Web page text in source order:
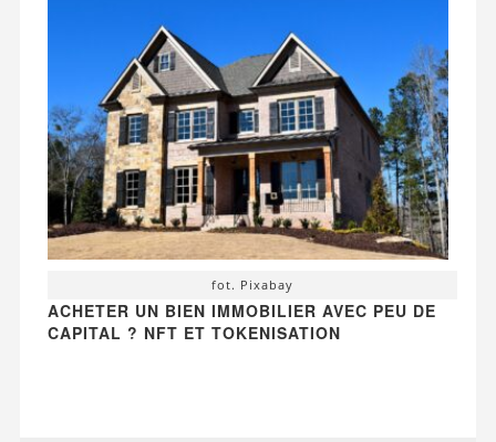
fot. Pixabay
ACHETER UN BIEN IMMOBILIER AVEC PEU DE
CAPITAL ? NFT ET TOKENISATION